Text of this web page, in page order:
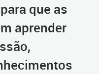
que as
aprender